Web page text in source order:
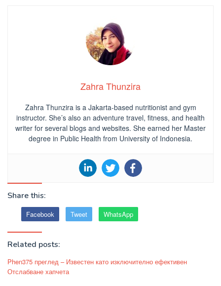
Zahra Thunzira
Zahra Thunzira is a Jakarta-based nutritionist and gym
instructor. She’s also an adventure travel, fitness, and health
writer for several blogs and websites. She earned her Master
degree in Public Health from University of Indonesia.
Share this:
Facebook Tweet WhatsApp
Related posts:
Phen375 преглед – Известен като изключително ефективен
Отслабване хапчета